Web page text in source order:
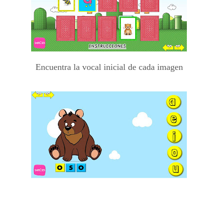
Encuentra la vocal inicial de cada imagen